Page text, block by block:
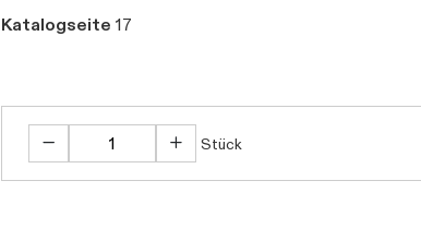
Katalogseite 17
Stück